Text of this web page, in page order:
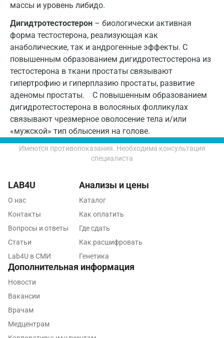
массы и уровень либидо.
Дигидтротестостерон – биологически активная
форма тестостерона, реализующая как
анаболические, так и андрогенные эффекты. С
повышенным образованием дигидротестостерона из
тестостерона в ткани простаты связывают
гипертрофию и гиперплазию простаты, развитие
аденомы простаты. С повышенным образованием
дигидротестостерона в волосяных фолликулах
связывают чрезмерное оволосение тела и/или
«мужской» тип облысения на голове.
Петрозаводск
Подольск
Псков
Пушкин
Пушкино
Пятигорск
Раменское
Реутов
Ростов-на-Дону
Рыбинск
Сергиев Посад
Серпухов
Смоленск
Имеются противопоказания. Необходима консультация
специалиста
LAB4U
О нас
Контакты
Вопросы и ответы
Статьи
Lab4U в СМИ
Анализы и цены
Каталог
Как оплатить
Где сдать
Как расшифровать
Генетика
Дополнительная информация
Новости
Вакансии
Врачам
Медцентрам